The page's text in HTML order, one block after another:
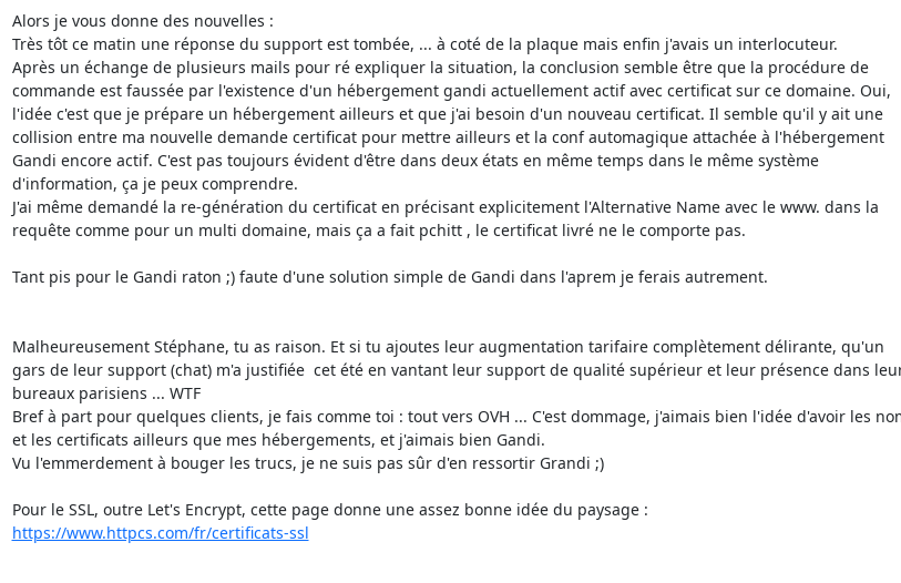
Alors je vous donne des nouvelles :
Très tôt ce matin une réponse du support est tombée, ... à coté de la plaque mais enfin j'avais un interlocuteur.
Après un échange de plusieurs mails pour ré expliquer la situation, la conclusion semble être que la procédure de
commande est faussée par l'existence d'un hébergement gandi actuellement actif avec certificat sur ce domaine. Oui,
l'idée c'est que je prépare un hébergement ailleurs et que j'ai besoin d'un nouveau certificat. Il semble qu'il y ait une
collision entre ma nouvelle demande certificat pour mettre ailleurs et la conf automagique attachée à l'hébergement
Gandi encore actif. C'est pas toujours évident d'être dans deux états en même temps dans le même système
d'information, ça je peux comprendre.
J'ai même demandé la re-génération du certificat en précisant explicitement l'Alternative Name avec le www. dans la
requête comme pour un multi domaine, mais ça a fait pchitt , le certificat livré ne le comporte pas.
Tant pis pour le Gandi raton ;) faute d'une solution simple de Gandi dans l'aprem je ferais autrement.
Malheureusement Stéphane, tu as raison. Et si tu ajoutes leur augmentation tarifaire complètement délirante, qu'un
gars de leur support (chat) m'a justifiée  cet été en vantant leur support de qualité supérieur et leur présence dans
bureaux parisiens ... WTF
Bref à part pour quelques clients, je fais comme toi : tout vers OVH ... C'est dommage, j'aimais bien l'idée d'avoir les
et les certificats ailleurs que mes hébergements, et j'aimais bien Gandi.
Vu l'emmerdement à bouger les trucs, je ne suis pas sûr d'en ressortir Grandi ;)
https://www.httpcs.com/fr/certificats-ssl